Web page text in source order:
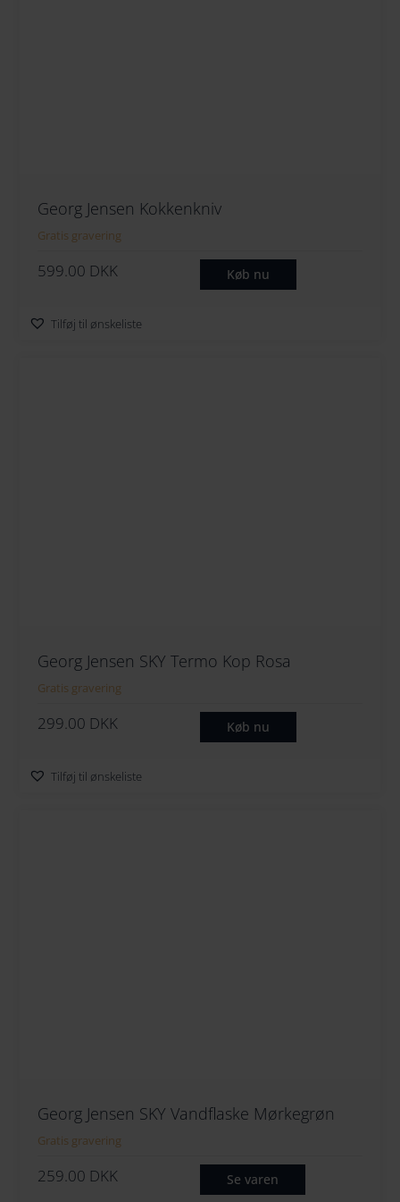
Georg Jensen Kokkenkniv
Gratis gravering
599.00 DKK Køb nu
Tilføj til ønskeliste
Georg Jensen SKY Termo Kop Rosa
Gratis gravering
299.00 DKK Køb nu
Tilføj til ønskeliste
Georg Jensen SKY Vandflaske Mørkegrøn
Gratis gravering
259.00 DKK Se varen